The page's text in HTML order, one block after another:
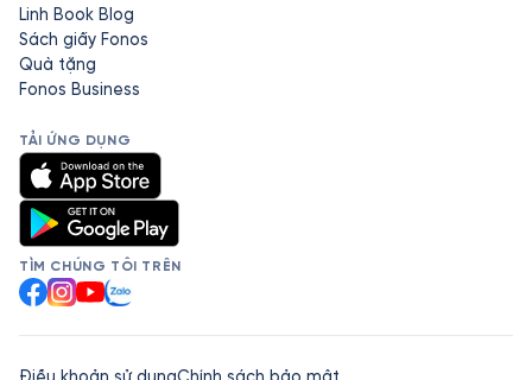
Linh Book Blog
Sách giấy Fonos
Quà tặng
Fonos Business
TẢI ỨNG DỤNG
TÌM CHÚNG TÔI TRÊN
Facebook
Instagram
YouTube
Zalo